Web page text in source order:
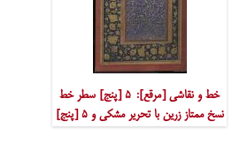
خط و نقاشی [مرقع]: ‎۵ [پنج] سطر خط
نسخ ممتاز زرین با تحریر مشکی و ‎۵ [پنج]
سطر زیر آن به صورت چلیپا